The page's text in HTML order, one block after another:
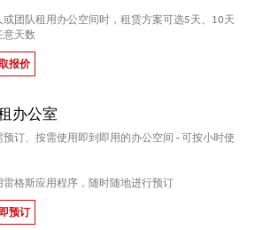
或团队租用办公空间时，租赁方案可选5天、10天
意天数
报价
办公室
预订、按需使用即到即用的办公空间 - 可按小时使
雷格斯应用程序，随时随地进行预订
预订